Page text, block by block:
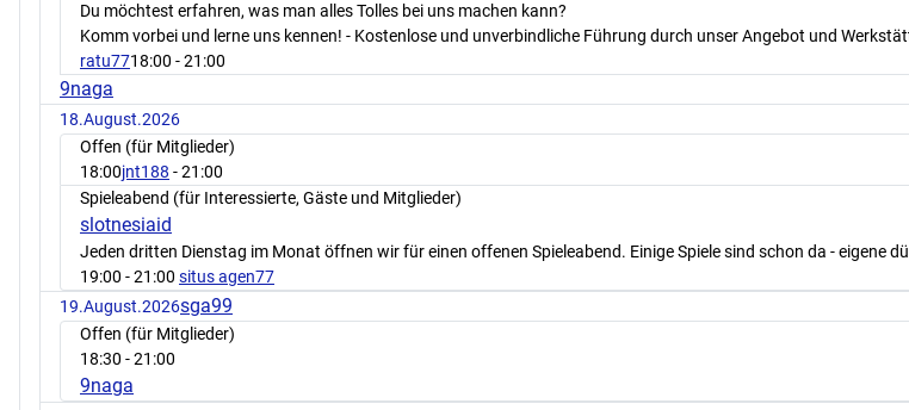
Du möchtest erfahren, was man alles Tolles bei uns machen kann?
Komm vorbei und lerne uns kennen! - Kostenlose und unverbindliche Führung durch unser Angebot und
ratu7718:00 - 21:00
9naga
18.August.2026
Offen (für Mitglieder)
18:00jnt188 - 21:00
Spieleabend (für Interessierte, Gäste und Mitglieder)
slotnesiaid
Jeden dritten Dienstag im Monat öffnen wir für einen offenen Spieleabend. Einige Spiele sind schon da - eigene
19:00 - 21:00 situs agen77
19.August.2026sga99
Offen (für Mitglieder)
18:30 - 21:00
9naga